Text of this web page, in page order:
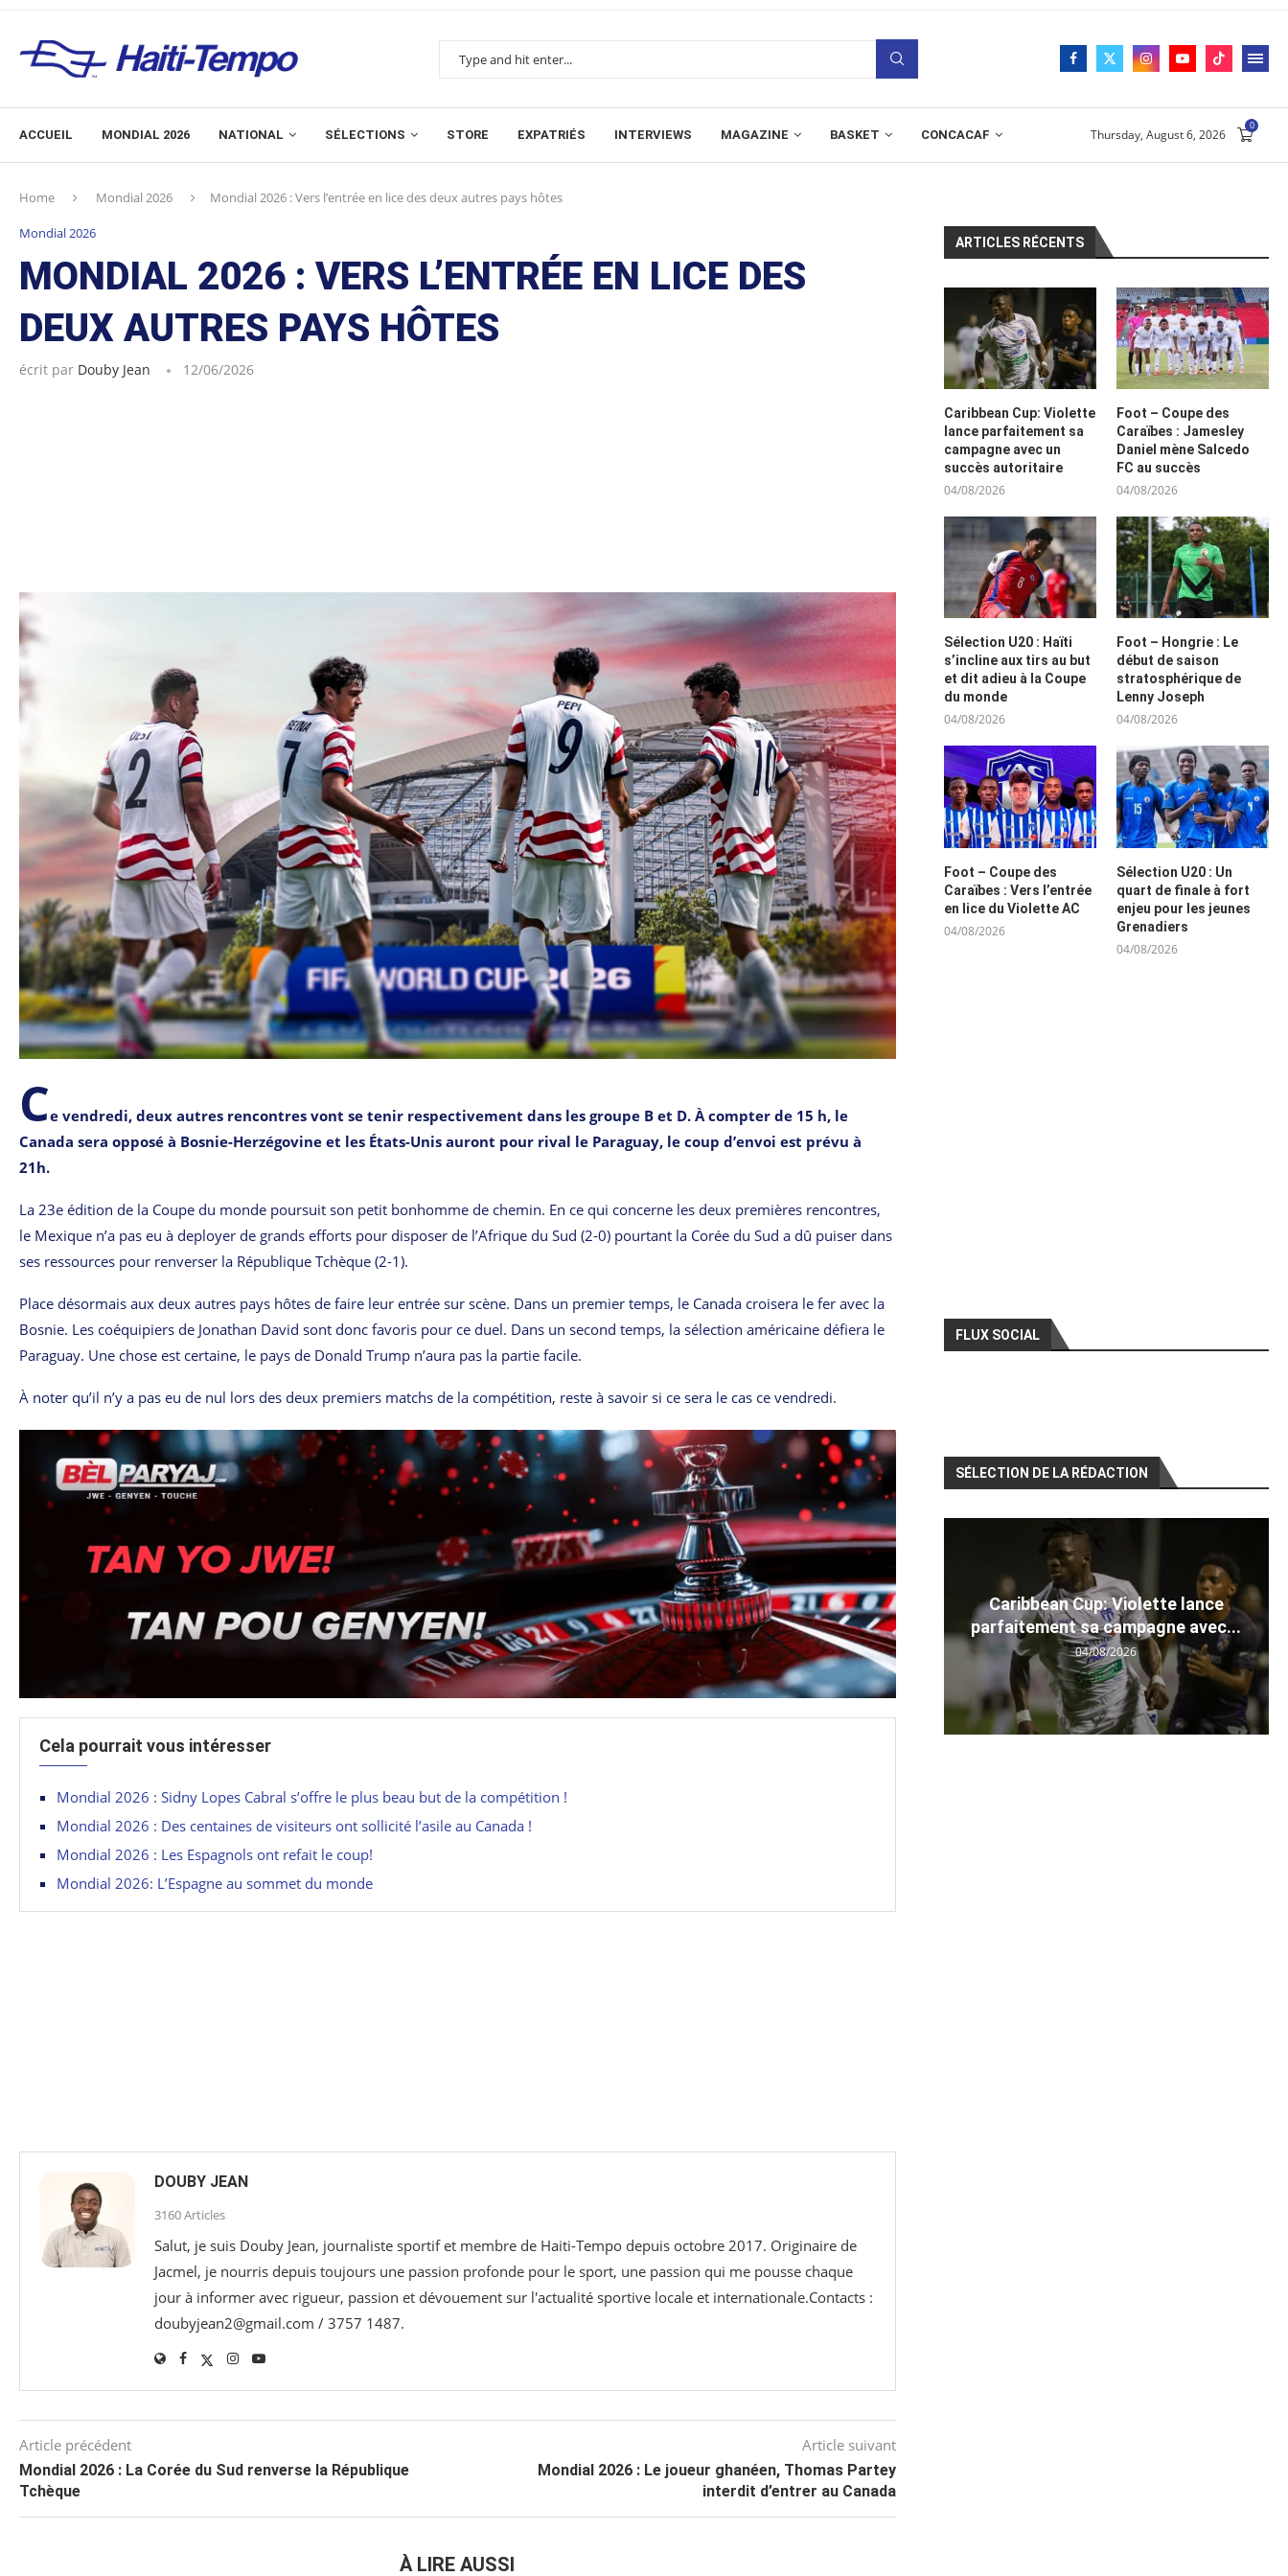
ACCUEIL MONDIAL 2026 NATIONAL SÉLECTIONS STORE EXPATRIÉS INTERVIEWS MAGAZINE BASKET CONCACAF Thursday, August 6, 2026
0
Home Mondial 2026 Mondial 2026 : Vers l’entrée en lice des deux autres pays hôtes
Mondial 2026
MONDIAL 2026 : VERS L’ENTRÉE EN LICE DES
DEUX AUTRES PAYS HÔTES
écrit par Douby Jean 12/06/2026
Ce vendredi, deux autres rencontres vont se tenir respectivement dans les groupe B et D. À compter de 15 h, le
Canada sera opposé à Bosnie-Herzégovine et les États-Unis auront pour rival le Paraguay, le coup d’envoi est prévu à
21h.
La 23e édition de la Coupe du monde poursuit son petit bonhomme de chemin. En ce qui concerne les deux premières rencontres,
le Mexique n’a pas eu à deployer de grands efforts pour disposer de l’Afrique du Sud (2-0) pourtant la Corée du Sud a dû puiser dans
ses ressources pour renverser la République Tchèque (2-1).
Place désormais aux deux autres pays hôtes de faire leur entrée sur scène. Dans un premier temps, le Canada croisera le fer avec la
Bosnie. Les coéquipiers de Jonathan David sont donc favoris pour ce duel. Dans un second temps, la sélection américaine défiera le
Paraguay. Une chose est certaine, le pays de Donald Trump n’aura pas la partie facile.
À noter qu’il n’y a pas eu de nul lors des deux premiers matchs de la compétition, reste à savoir si ce sera le cas ce vendredi.
Cela pourrait vous intéresser
Mondial 2026 : Sidny Lopes Cabral s’offre le plus beau but de la compétition !
Mondial 2026 : Des centaines de visiteurs ont sollicité l’asile au Canada !
Mondial 2026 : Les Espagnols ont refait le coup!
Mondial 2026: L’Espagne au sommet du monde
DOUBY JEAN
3160 Articles
Salut, je suis Douby Jean, journaliste sportif et membre de Haiti-Tempo depuis octobre 2017. Originaire de
Jacmel, je nourris depuis toujours une passion profonde pour le sport, une passion qui me pousse chaque
jour à informer avec rigueur, passion et dévouement sur l'actualité sportive locale et internationale.Contacts :
doubyjean2@gmail.com / 3757 1487.
Article précédent
Mondial 2026 : La Corée du Sud renverse la République
Tchèque
Article suivant
Mondial 2026 : Le joueur ghanéen, Thomas Partey
interdit d’entrer au Canada
À LIRE AUSSI
ARTICLES RÉCENTS
Caribbean Cup: Violette
lance parfaitement sa
campagne avec un
succès autoritaire
04/08/2026
Foot – Coupe des
Caraïbes : Jamesley
Daniel mène Salcedo
FC au succès
04/08/2026
Sélection U20 : Haïti
s’incline aux tirs au but
et dit adieu à la Coupe
du monde
04/08/2026
Foot – Hongrie : Le
début de saison
stratosphérique de
Lenny Joseph
04/08/2026
Foot – Coupe des
Caraïbes : Vers l’entrée
en lice du Violette AC
04/08/2026
Sélection U20 : Un
quart de finale à fort
enjeu pour les jeunes
Grenadiers
04/08/2026
FLUX SOCIAL
SÉLECTION DE LA RÉDACTION
Caribbean Cup: Violette lance
parfaitement sa campagne avec...
04/08/2026